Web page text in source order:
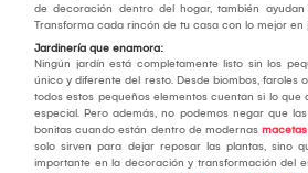
de decoración dentro del hogar, también
Transforma cada rincón de tu casa con lo mejor en
Jardinería que enamora:
Ningún jardín está completamente listo sin los
único y diferente del resto. Desde biombos, faroles
todos estos pequeños elementos cuentan si lo
especial. Pero además, no podemos negar que
bonitas cuando están dentro de modernas
solo sirven para dejar reposar las plantas, sino
importante en la decoración y transformación del